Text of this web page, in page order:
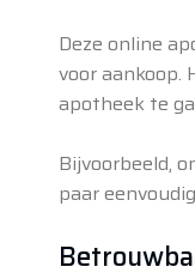
Deze online
voor aankoop.
apotheek te
Bijvoorbeeld,
paar